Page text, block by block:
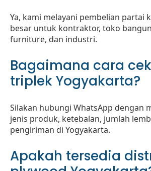
Ya, kami melayani pembelian partai
besar untuk kontraktor, toko
furniture, dan industri.
Bagaimana cara
triplek Yogyakarta?
Silakan hubungi WhatsApp dengan
jenis produk, ketebalan, jumlah
pengiriman di Yogyakarta.
Apakah tersedia